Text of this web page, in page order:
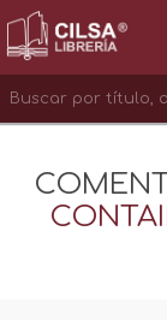
INICIAR SESIÓN